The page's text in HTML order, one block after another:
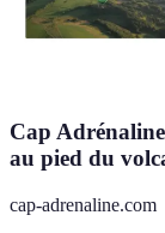
Cap
au pied du
cap-adrenaline.com